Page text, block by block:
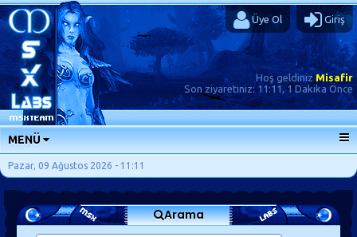
Üye Ol Giriş
Hoş geldinizMisafir
Son ziyaretiniz: 11:11, 1 Dakika Önce
MENÜ
ANA SAYFA
FORUMLAR
SORU-CEVAP
Pazar, 09 Ağustos 2026 - 11:11
Arama